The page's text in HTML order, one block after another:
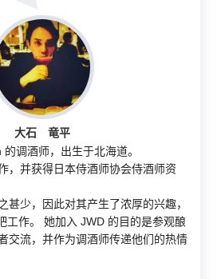
大石 竜平
调酒师，出生于北海道。
，并获得日本侍酒师协会侍酒师资
甚少，因此对其产生了浓厚的兴趣，
工作。 她加入 JWD 的目的是参观酿
交流，并作为调酒师传递他们的热情